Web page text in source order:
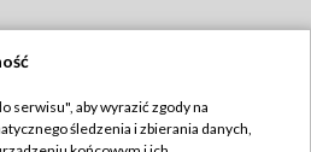
TVP
serwisu", aby wyrazić zgody na
śledzenia i zbierania danych,